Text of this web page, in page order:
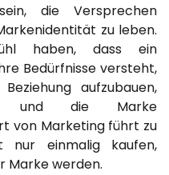
die Versprechen
zu leben.
haben, dass ein
Bedürfnisse versteht,
aufzubauen,
und die Marke
von Marketing führt zu
nur einmalig kaufen,
Marke werden.